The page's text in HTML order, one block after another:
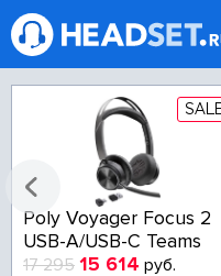
Poly Voyager Focus 2
USB-A/USB-C Teams
17 295 15 614 руб.